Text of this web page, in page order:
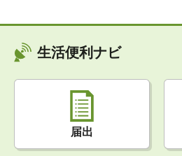
生活便利ナビ
届出